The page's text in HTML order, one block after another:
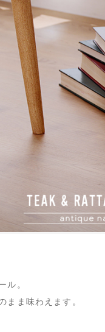
ル。
まま味わえます。